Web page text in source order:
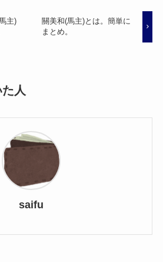
主)
關美和(馬主)とは。簡単に
まとめ。
人
saifu